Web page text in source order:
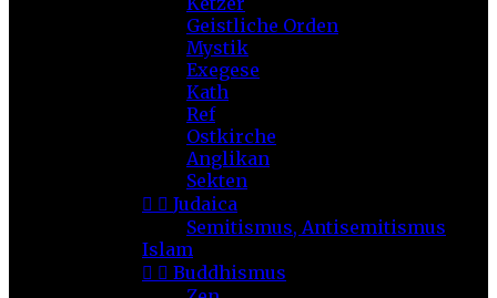
Geistliche Orden
Mystik
Exegese
Kath
Ref
Ostkirche
Anglikan
Sekten
  Judaica
Semitismus, Antisemitismus
Islam
  Buddhismus